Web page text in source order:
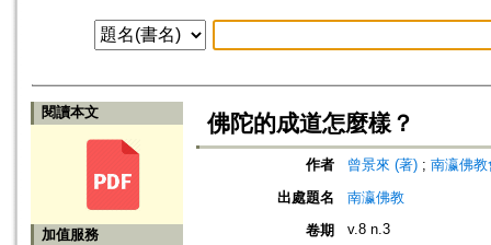
閱讀本文
加值服務
佛陀的成道怎麼樣？
作者 曾景來 (著) ; 南瀛佛
出處題名
南瀛佛教
卷期
v.8 n.3